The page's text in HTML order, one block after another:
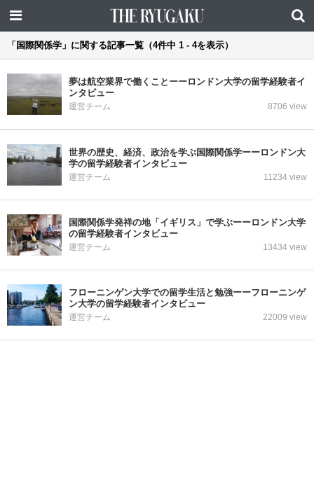
「国際関係学」に関する記事一覧（4件中 1 - 4を表示）
夢は航空業界で働くことーーロンドン大学の留学経験者イ
ンタビュー
運営チーム 8706 view
世界の歴史、経済、政治を学ぶ国際関係学ーーロンドン大
学の留学経験者インタビュー
運営チーム 11234 view
国際関係学発祥の地「イギリス」で学ぶーーロンドン大学
の留学経験者インタビュー
運営チーム 13434 view
フローニンゲン大学での留学生活と勉強ーーフローニンゲ
ン大学の留学経験者インタビュー
運営チーム 22009 view